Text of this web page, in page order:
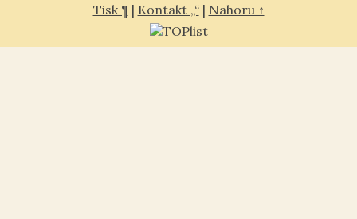
Tisk ¶ | Kontakt „“| Nahoru ↑